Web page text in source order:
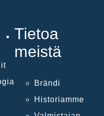
Tietoa
meistä
Brändi
Historiamme